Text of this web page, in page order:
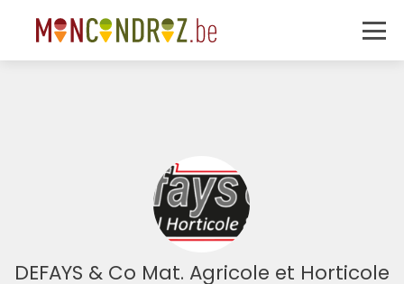
DEFAYS & Co Mat. Agricole et Horticole